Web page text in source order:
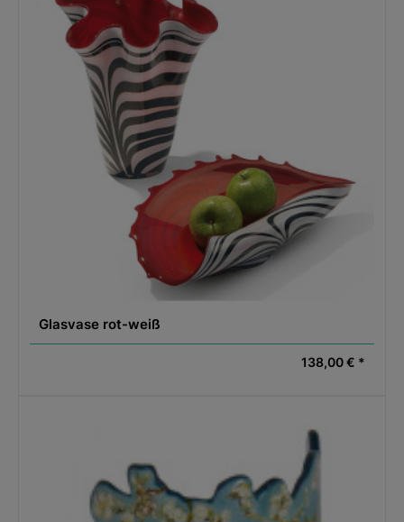
Glasvase rot-weiß
138,00 € *